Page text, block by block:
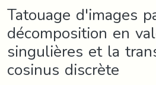
Tatouage d'images
décomposition en
singulières et la
cosinus discrète